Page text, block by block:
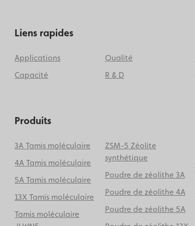
Liens rapides
Applications Qualité
Capacité
R & D
Produits
3A Tamis moléculaire
4A Tamis moléculaire
5A Tamis moléculaire
13X Tamis moléculaire
Tamis moléculaire
ZSM-5 Zéolite
synthétique
Poudre de zéolithe 3A
Poudre de zéolithe 4A
Poudre de zéolithe 5A